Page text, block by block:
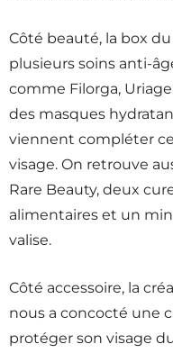
Côté beauté, la box
plusieurs soins anti-
comme Filorga,
des masques
viennent compléter
visage. On retrouve
Rare Beauty, deux
alimentaires et un
valise.
Côté accessoire, la
nous a concocté une
protéger son visage